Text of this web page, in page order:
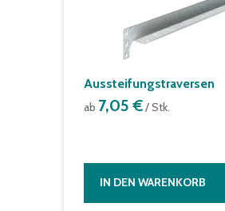
Aussteifungstraversen
ab 7,05 €/ Stk.
IN DEN WARENKORB